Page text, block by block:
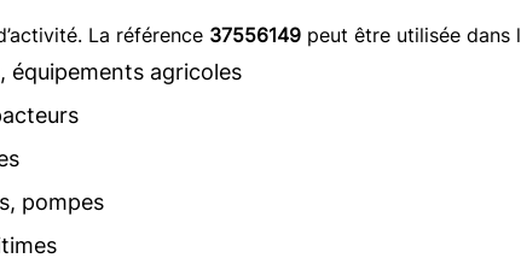
La référence 37556149 peut être utilisée dans
agricoles
pompes